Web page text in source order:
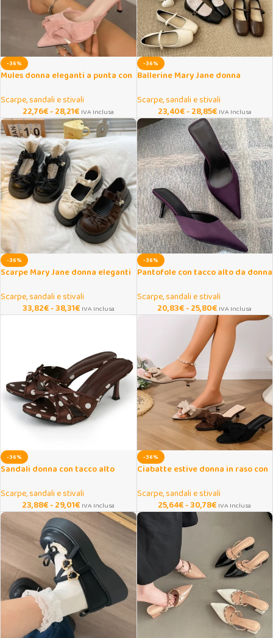
-36%
Mules donna eleganti a punta con
Scarpe, sandali e stivali
22,76€-28,21€ IVA Inclusa
-36%
Ballerine Mary Jane donna
Scarpe, sandali e stivali
23,40€-28,85€ IVA Inclusa
-36%
Scarpe Mary Jane donna eleganti
Scarpe, sandali e stivali
33,82€-38,31€ IVA Inclusa
-36%
Pantofole con tacco alto da donna
Scarpe, sandali e stivali
20,83€-25,80€ IVA Inclusa
-36%
Sandali donna con tacco alto
Scarpe, sandali e stivali
23,88€-29,01€ IVA Inclusa
-36%
Ciabatte estive donna in raso con
Scarpe, sandali e stivali
25,64€-30,78€ IVA Inclusa